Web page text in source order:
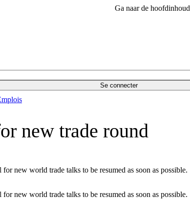
Ga naar de hoofdinhoud
Se connecter
new trade round
new world trade talks to be resumed as soon as possible.
new world trade talks to be resumed as soon as possible.